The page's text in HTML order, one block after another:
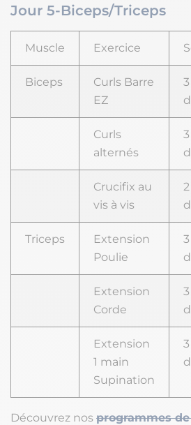
Jour 5-Biceps/Triceps
Muscle Exercice
Biceps
Curls Barre
EZ
3
Curls
alternés
3
Crucifix au
vis à vis
2
Triceps
Extension
Poulie
3
Extension
Corde
3
Extension
1 main
Supination
3
Découvrez nos programmes